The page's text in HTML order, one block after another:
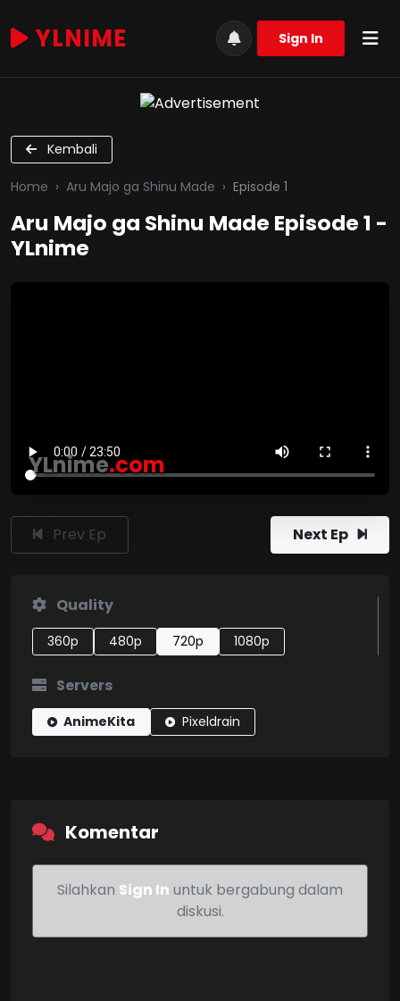
YLNIME Sign In
Kembali
Home Aru Majo ga Shinu Made Episode 1
Aru Majo ga Shinu Made Episode 1 -
YLnime
YLnime.com
Prev Ep Next Ep
Quality
360p 480p 720p 1080p
Servers
AnimeKita Pixeldrain
Komentar
Silahkan Sign In untuk bergabung dalam
diskusi.